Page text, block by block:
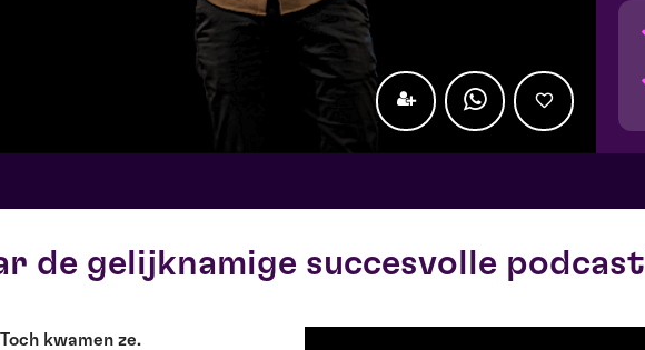
de gelijknamige succesvolle podcast
kwamen ze.